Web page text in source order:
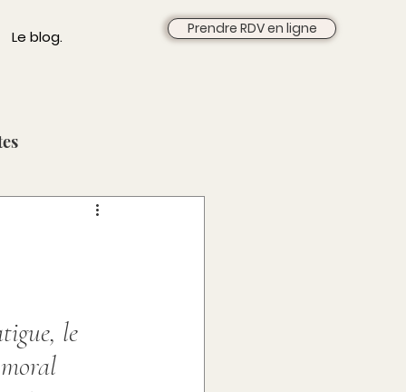
Le blog. Prendre RDV en ligne
Saisons & Inspirations
- Juin]
le